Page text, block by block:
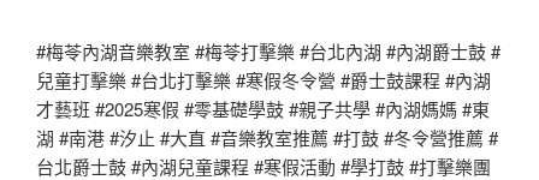
#梅苓內湖音樂教室 #梅苓打擊樂 #台北內湖 #內湖爵士鼓 #
兒童打擊樂 #台北打擊樂 #寒假冬令營 #爵士鼓課程 #內湖
才藝班 #2025寒假 #零基礎學鼓 #親子共學 #內湖媽媽 #東
湖 #南港 #汐止 #大直 #音樂教室推薦 #打鼓 #冬令營推薦 #
台北爵士鼓 #內湖兒童課程 #寒假活動 #學打鼓 #打擊樂團